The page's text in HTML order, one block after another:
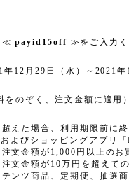
≪payid15off ≫をご入力く
12月29日（水）～2021年
のぞく、注文金額に適用）
えた場合、利用期限前に
よびショッピングアプリ
文金額が1,000円以上の
文金額が10万円を超えて
ンツ商品、定期便、抽選